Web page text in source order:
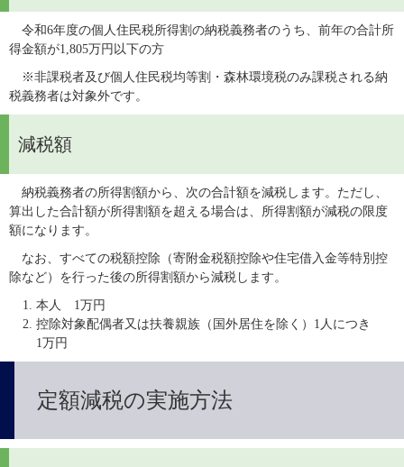
令和6年度の個人住民税所得割の納税義務者のうち、前年の合計所
得金額が1,805万円以下の方
※非課税者及び個人住民税均等割・森林環境税のみ課税される納
税義務者は対象外です。
減税額
納税義務者の所得割額から、次の合計額を減税します。ただし、
算出した合計額が所得割額を超える場合は、所得割額が減税の限度
額になります。
なお、すべての税額控除（寄附金税額控除や住宅借入金等特別控
除など）を行った後の所得割額から減税します。
本人 1万円
控除対象配偶者又は扶養親族（国外居住を除く）1人につき
1万円
定額減税の実施方法